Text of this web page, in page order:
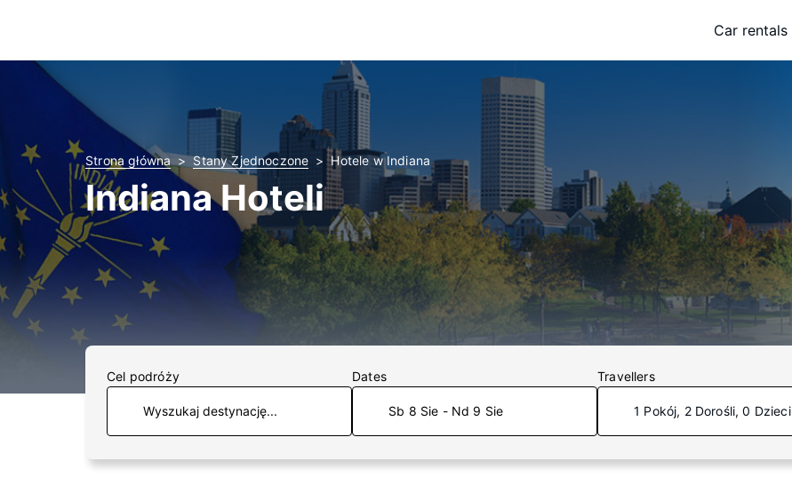
Car rentals
Strona główna Stany Zjednoczone Hotele w Indiana
Indiana Hoteli
Cel podróży Dates
Sb 8 Sie - Nd 9 Sie
Travellers
1 Pokój, 2 Dorośli, 0 Dzieci